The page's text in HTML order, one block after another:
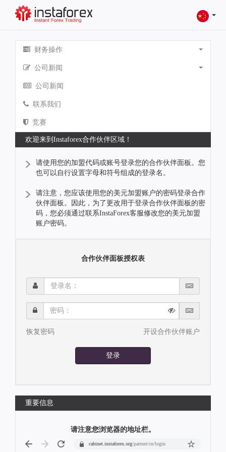
财务操作
公司新闻
公司新闻
联系我们
竞赛
欢迎来到Instaforex合作伙伴区域！
请使用您的加盟代码或账号登录您的合作伙伴面板。您
也可以自行设置字母和符号组成的登录名。
请注意，您应该使用您的美元加盟账户的密码登录合作
伙伴面板。因此，为了更改用于登录合作伙伴面板的密
码，您必须通过联系InstaForex客服修改您的美元加盟
账户密码。
合作伙伴面板授权表
录
名：
码：
恢复密码
开设合作伙伴账户
登录
重要信息
请注意您浏览器的地址栏。
cabinet.instaforex.org/partner/cn/login